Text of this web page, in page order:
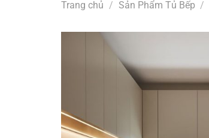
Trang chủ / Sản Phẩm Tủ Bếp /